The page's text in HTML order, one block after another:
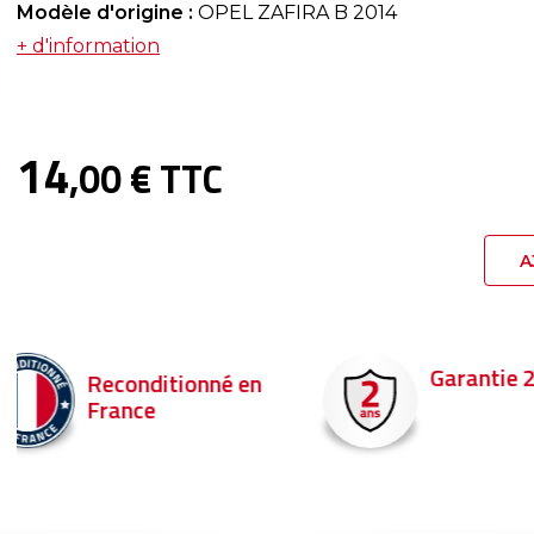
Modèle d'origine : OPEL ZAFIRA B 2014
+ d'information
14,00 € TTC
Garantie 2 ans Livraison en
Commandez
pour être livré